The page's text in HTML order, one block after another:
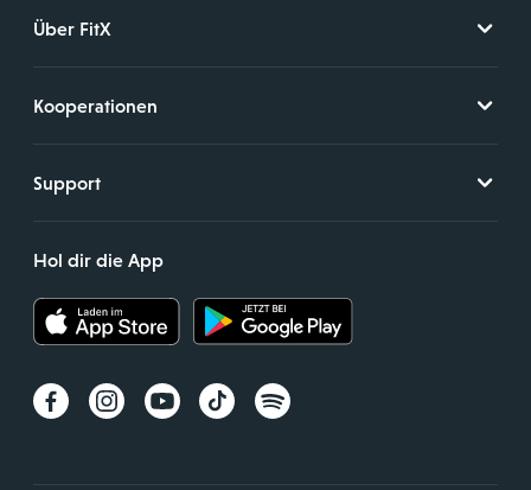
Über FitX
Kooperationen
Support
Hol dir die App